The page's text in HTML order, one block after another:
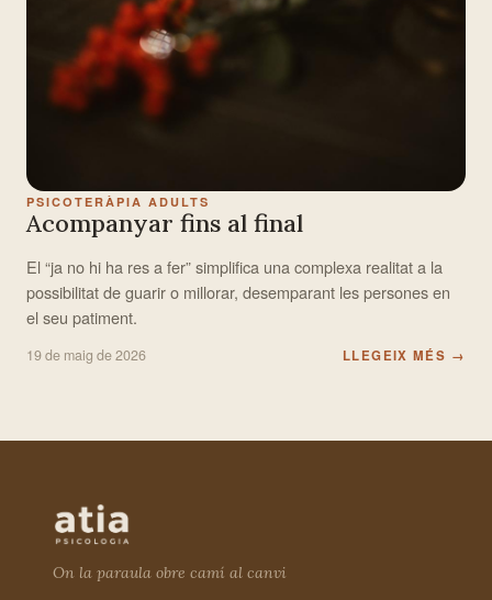
PSICOTERÀPIA ADULTS
Acompanyar fins al final
El “ja no hi ha res a fer” simplifica una complexa realitat a la
possibilitat de guarir o millorar, desemparant les persones en
el seu patiment.
19 de maig de 2026 LLEGEIX MÉS →
On la paraula obre camí al canvi